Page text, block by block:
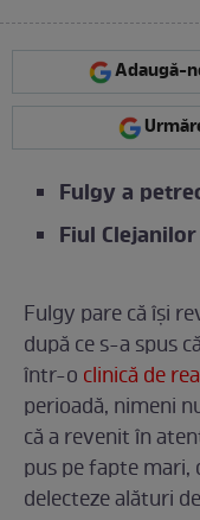
Adaugă-
Fulgy a
Fiul
Fulgy pare că își
după ce s-a spus
într-o clinică de
perioadă, nimeni
că a revenit în
pus pe fapte mari,
delecteze alături